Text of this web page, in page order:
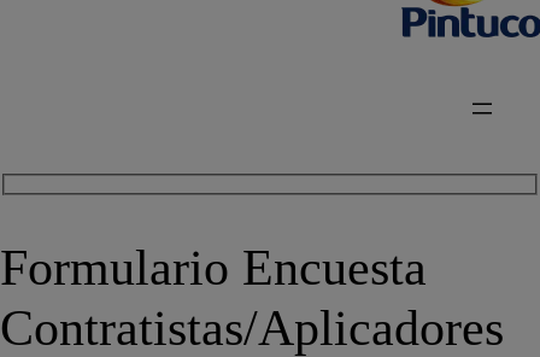
Formulario Encuesta
Contratistas/Aplicadores